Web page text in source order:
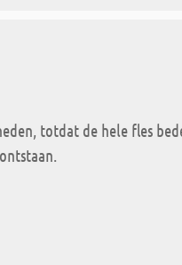
totdat de hele fles